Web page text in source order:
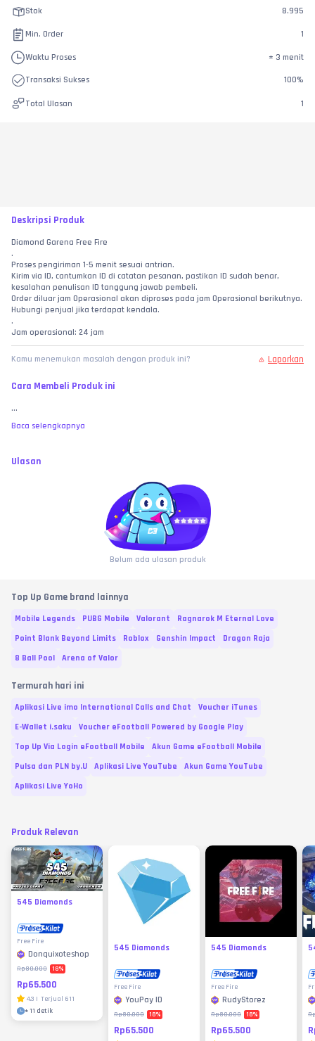
Stok 8.995
Min. Order 1
Waktu Proses ± 3 menit
Transaksi Sukses 100%
Total Ulasan 1
Deskripsi Produk
Diamond Garena Free Fire
.
Proses pengiriman 1-5 menit sesuai antrian.
Kirim via ID, cantumkan ID di catatan pesanan, pastikan ID sudah benar,
kesalahan penulisan ID tanggung jawab pembeli.
Order diluar jam Operasional akan diproses pada jam Operasional berikutnya.
Hubungi penjual jika terdapat kendala.
.
Jam operasional: 24 jam
Kamu menemukan masalah dengan produk ini? Laporkan
Cara Membeli Produk ini
...
Baca selengkapnya
Ulasan
Belum ada ulasan produk
Top Up Game brand lainnya
Mobile Legends PUBG Mobile Valorant
Ragnarok M Eternal Love
Point Blank Beyond Limits
Roblox Genshin Impact
Dragon Raja
8 Ball Pool
Arena of Valor
Termurah hari ini
Aplikasi Live imo International Calls and Chat
Voucher iTunes
E-Wallet i.saku
Voucher eFootball Powered by Google Play
Top Up Via Login eFootball Mobile
Akun Game eFootball Mobile
Pulsa dan PLN by.U
Aplikasi Live YouTube
Akun Game YouTube
Aplikasi Live YoHo
Produk Relevan
545 Diamonds
Free Fire
Donquixoteshop
Rp80.000 18%
Rp65.500
4.3 | Terjual 611
±11 detik
545 Diamonds
Free Fire
YouPay ID
Rp80.000 18%
Rp65.500
545 Diamonds
Free Fire
RudyStorez
Rp80.000 18%
Rp65.500